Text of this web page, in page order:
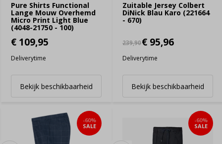
Pure Shirts Functional
Lange Mouw Overhemd
Micro Print Light Blue
(4048-21750 - 100)
€ 109,95
Deliverytime
Bekijk beschikbaarheid
Zuitable Jersey Colbert
DiNick Blau Karo (221664
- 670)
239,90€ 95,96
Deliverytime
Bekijk beschikbaarheid
-60%
SALE
-60%
SALE